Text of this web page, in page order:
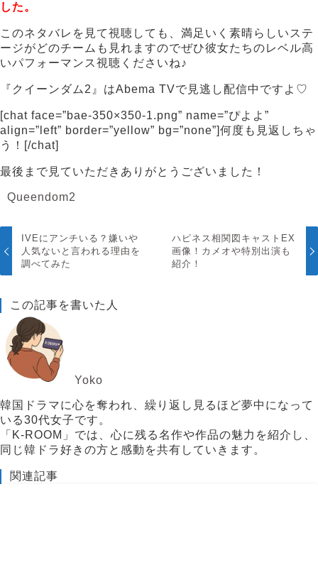
した。
このネタバレを見て視聴しても、満足いく素晴らしいステ
ージがどのチームも見れますのでぜひ彼女たちのレベル高
いパフォーマンス視聴くださいね♪
『クイーンダム2』はAbema TVで見逃し配信中ですよ♡
[chat face=”bae-350×350-1.png” name=”ぴよよ”
align=”left” border=”yellow” bg=”none”]何度も見返しちゃ
う！[/chat]
最後まで見ていただきありがとうございました！
Queendom2
IVEにアンチいる？嫌いや
人気ないと言われる理由を
調べてみた
ハピネス相関図キャストEX
画像！カメオや特別出演も
紹介！
この記事を書いた人
Yoko
韓国ドラマに心を奪われ、繰り返し見るほど夢中になって
いる30代女子です。
「K-ROOM」では、心に残る名作や作品の魅力を紹介し、
同じ韓ドラ好きの方と感動を共有していきます。
関連記事